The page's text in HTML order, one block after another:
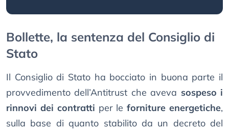
Bollette, la sentenza del Consiglio di
Stato
Il Consiglio di Stato ha bocciato in buona parte il
provvedimento dell’Antitrust che aveva sospeso i
rinnovi dei contratti per leforniture energetiche,
sulla base di quanto stabilito da un decreto del